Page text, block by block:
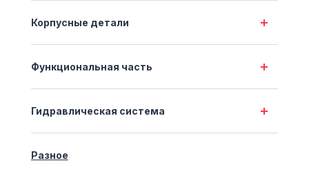
Корпусные детали
Функциональная часть
Гидравлическая система
Разное